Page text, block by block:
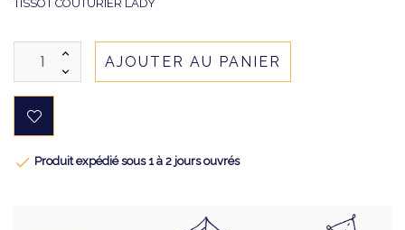
TISSOT COUTURIER LADY
AJOUTER AU PANIER
 Produit expédié sous 1 à 2 jours ouvrés